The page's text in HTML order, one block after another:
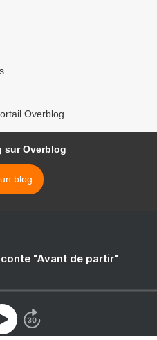
Overblog
sur Overblog
blog
"Avant de partir"